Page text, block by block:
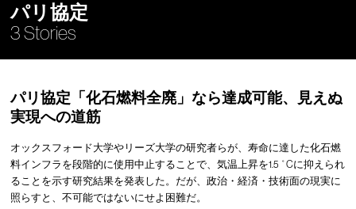
パリ協定
3 Stories
パリ協定「化石燃料全廃」なら達成可能、見えぬ
実現への道筋
オックスフォード大学やリーズ大学の研究者らが、寿命に達した化石燃
料インフラを段階的に使用中止することで、気温上昇を1.5 ˚Cに抑えられ
ることを示す研究結果を発表した。だが、政治・経済・技術面の現実に
照らすと、不可能ではないにせよ困難だ。